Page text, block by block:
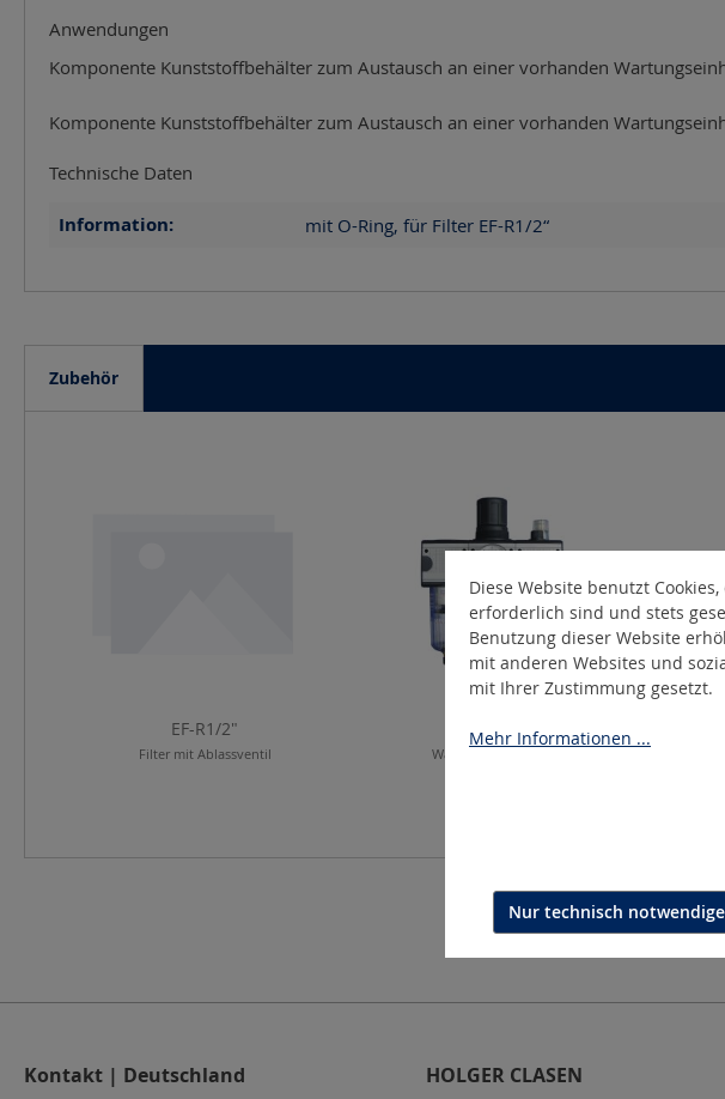
Anwendungen
Komponente Kunststoffbehälter zum Austausch an einer vorhanden
Komponente Kunststoffbehälter zum Austausch an einer vorhanden
Technische Daten
Information: mit O-Ring, für Filter EF-R1/2“
Zubehör
EF-R1/2"
Filter mit Ablassventil
WE-R1/2"-K
Wartungseinheit, 3teilig
Kontakt | Deutschland HOLGER CLASEN
Diese Website benutzt
erforderlich sind und stets
Benutzung dieser Website
mit anderen Websites und
mit Ihrer Zustimmung gesetzt.
Mehr Informationen ...
Nur technisch notwendige